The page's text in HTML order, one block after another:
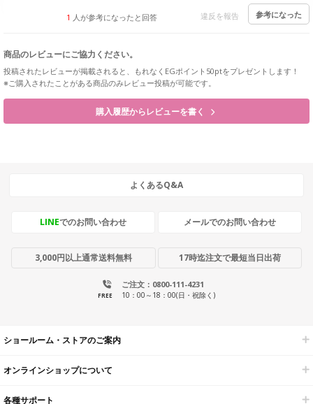
1 人が参考になったと回答 違反を報告 参考になった
商品のレビューにご協力ください。
投稿されたレビューが掲載されると、もれなくEGポイント50ptをプレゼントします！
※ご購入されたことがある商品のみレビュー投稿が可能です。
購入履歴からレビューを書く
よくあるQ&A
LINEでのお問い合わせ メールでのお問い合わせ
3,000円以上通常送料無料 17時迄注文で最短当日出荷
ご注文：0800-111-4231
FREE 10：00～18：00(日・祝除く)
ショールーム・ストアのご案内
オンラインショップについて
各種サポート